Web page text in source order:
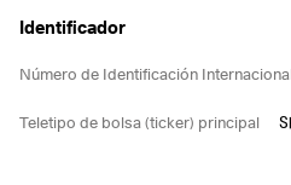
Identificador
Número de Identificación
Teletipo de bolsa (ticker) principal